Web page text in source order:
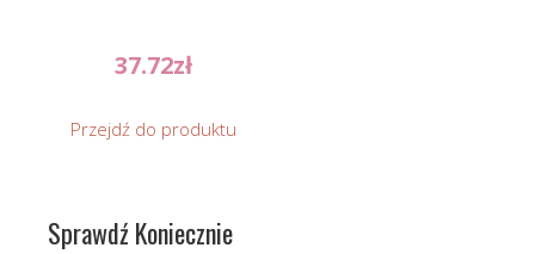
37.72zł
Przejdź do produktu
Sprawdź Koniecznie